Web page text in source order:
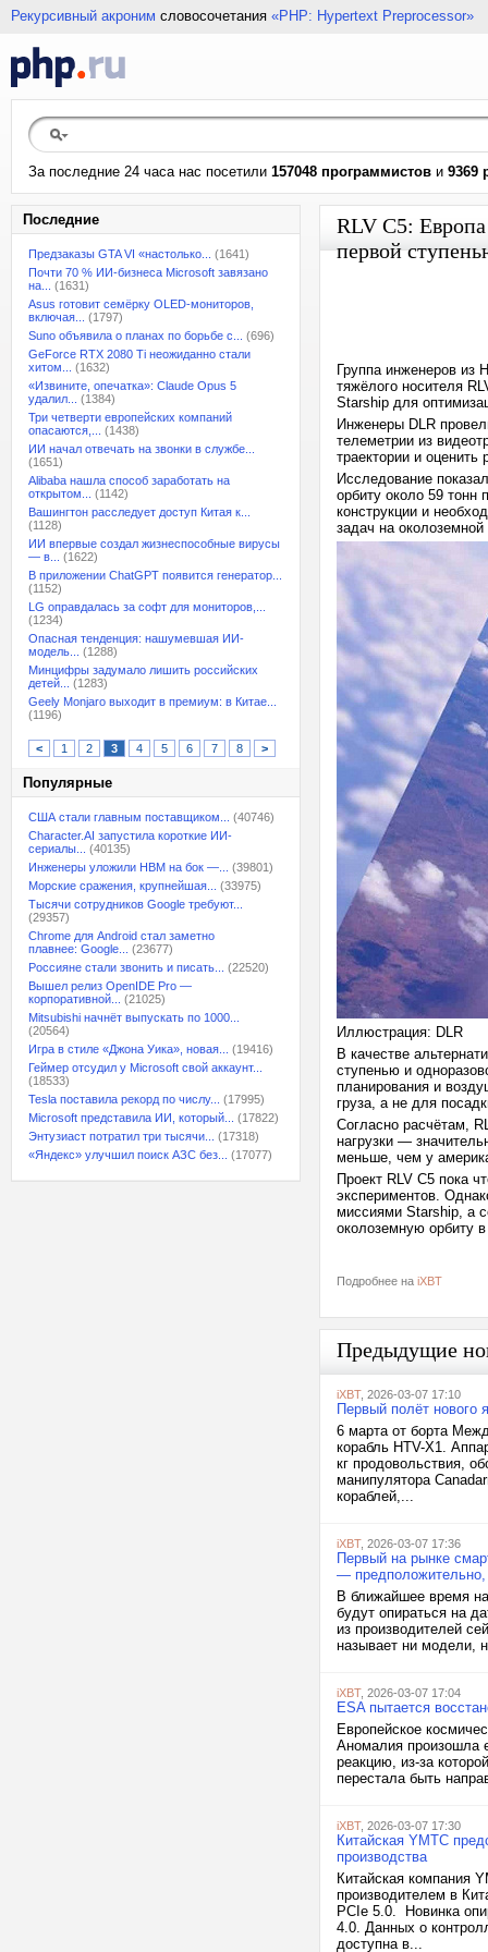
Рекурсивный акроним словосочетания «PHP: Hypertext Preprocessor»
За последние 24 часа нас посетили 157048 программистов и 9369
Последние
Предзаказы GTA VI «настолько...
(1641)
Почти 70 % ИИ-бизнеса Microsoft завязано
на...
(1631)
Asus готовит семёрку OLED-мониторов,
включая...
(1797)
Suno объявила о планах по борьбе с...
(696)
GeForce RTX 2080 Ti неожиданно стали
хитом...
(1632)
«Извините, опечатка»: Claude Opus 5
удалил...
(1384)
Три четверти европейских компаний
опасаются,...
(1438)
ИИ начал отвечать на звонки в службе...
(1651)
Alibaba нашла способ заработать на
открытом...
(1142)
Вашингтон расследует доступ Китая к...
(1128)
ИИ впервые создал жизнеспособные вирусы
— в...
(1622)
В приложении ChatGPT появится генератор...
(1152)
LG оправдалась за софт для мониторов,...
(1234)
Опасная тенденция: нашумевшая ИИ-
модель...
(1288)
Минцифры задумало лишить российских
детей...
(1283)
Geely Monjaro выходит в премиум: в Китае...
(1196)
< 1 2 3 4 5 6 7 8 >
Популярные
США стали главным поставщиком...
(40746)
Character.AI запустила короткие ИИ-
сериалы...
(40135)
Инженеры уложили HBM на бок —...
(39801)
Морские сражения, крупнейшая...
(33975)
Тысячи сотрудников Google требуют...
(29357)
Chrome для Android стал заметно
плавнее: Google...
(23677)
Россияне стали звонить и писать...
(22520)
Вышел релиз OpenIDE Pro —
корпоративной...
(21025)
Mitsubishi начнёт выпускать по 1000...
(20564)
Игра в стиле «Джона Уика», новая...
(19416)
Геймер отсудил у Microsoft свой аккаунт...
(18533)
Tesla поставила рекорд по числу...
(17995)
Microsoft представила ИИ, который...
(17822)
Энтузиаст потратил три тысячи...
(17318)
«Яндекс» улучшил поиск АЗС без...
(17077)
RLV C5: Европа
первой
Группа инженеров из
тяжёлого носителя
Starship для
Инженеры DLR
телеметрии из
траектории и
Исследование
орбиту около 59
конструкции и
задач на околоземной
Иллюстрация: DLR
В качестве
ступенью и
планирования и
груза, а не для
Согласно расчётам,
нагрузки —
меньше, чем у
Проект RLV C5 пока
экспериментов.
миссиями Starship, а
околоземную орбиту
Подробнее на iXBT
Предыдущие
iXBT, 2026-03-07 17:10
Первый полёт нового
6 марта от борта
корабль HTV-X1.
кг продовольствия,
манипулятора
кораблей,...
iXBT, 2026-03-07 17:36
Первый на рынке
— предположительно,
В ближайшее время
будут опираться на
из производителей
называет ни модели,
iXBT, 2026-03-07 17:04
ESA пытается
Европейское
Аномалия произошла
реакцию, из-за
перестала быть
iXBT, 2026-03-07 17:30
Китайская YMTC
производства
Китайская компания
производителем в
PCIe 5.0. Новинка
4.0. Данных о
доступна в...